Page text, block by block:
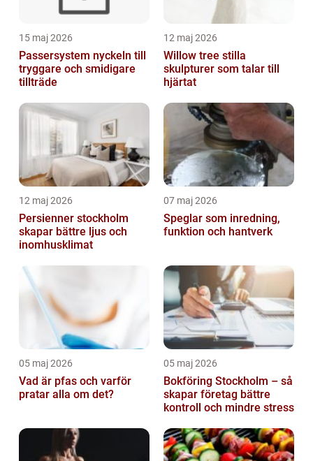
15 maj 2026
Passersystem nyckeln till
tryggare och smidigare
tillträde
12 maj 2026
Willow tree stilla
skulpturer som talar till
hjärtat
12 maj 2026
Persienner stockholm
skapar bättre ljus och
inomhusklimat
07 maj 2026
Speglar som inredning,
funktion och hantverk
05 maj 2026
Vad är pfas och varför
pratar alla om det?
05 maj 2026
Bokföring Stockholm – så
skapar företag bättre
kontroll och mindre stress